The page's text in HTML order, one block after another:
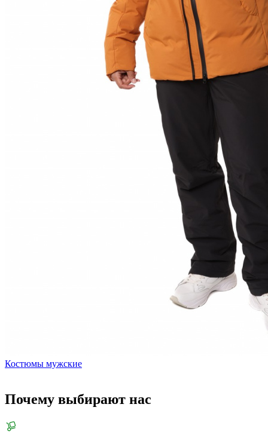
Костюмы мужские
Почему выбирают нас